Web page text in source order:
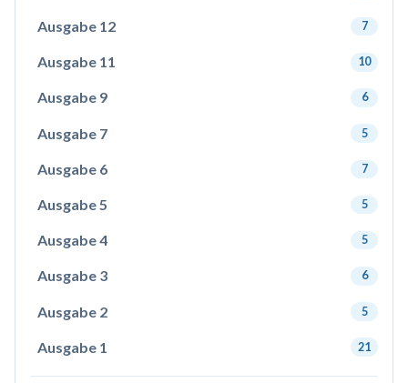
Ausgabe 12 7
Ausgabe 11 10
Ausgabe 9 6
Ausgabe 7 5
Ausgabe 6 7
Ausgabe 5 5
Ausgabe 4 5
Ausgabe 3 6
Ausgabe 2 5
Ausgabe 1 21